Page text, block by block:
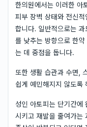
한의원에서는 이러한 아
피부 장벽 상태와 전신
합니다. 일반적으로는
를 낮추는 방향으로 한
는 데 중점을 둡니다.
또한 생활 습관과 수면,
쉽게 예민해지지 않도록
성인 아토피는 단기간에
시키고 재발을 줄여가는